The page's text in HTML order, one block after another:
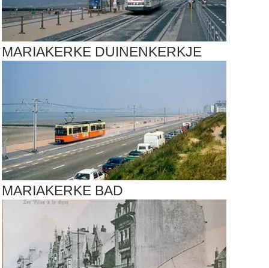
MARIAKERKE DUINENKERKJE
MARIAKERKE BAD